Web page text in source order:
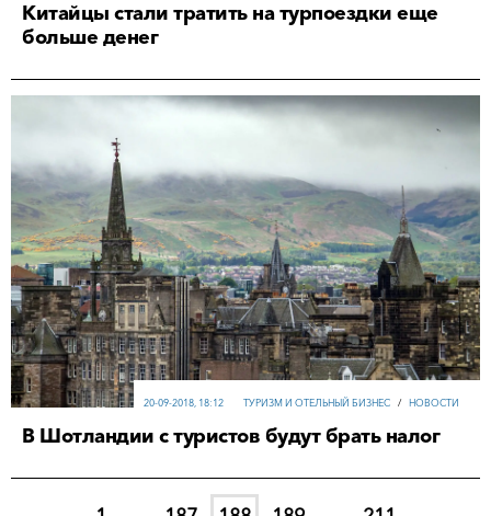
Китайцы стали тратить на турпоездки еще
больше денег
ТУРИЗМ И ОТЕЛЬНЫЙ БИЗНЕС / НОВОСТИ
20-09-2018, 18:12
В Шотландии с туристов будут брать налог